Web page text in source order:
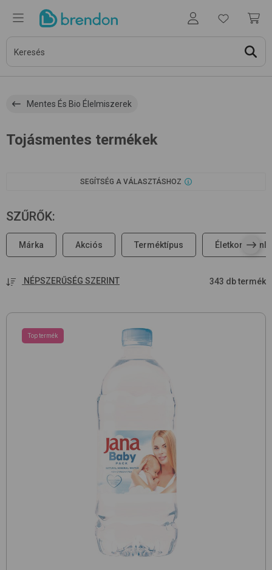
Mentes És Bio Élelmiszerek
Tojásmentes termékek
SEGÍTSÉG A VÁLASZTÁSHOZ
SZŰRŐK:
Márka Akciós Terméktípus Életkori
NÉPSZERŰSÉG SZERINT 343 db termék
Top termék